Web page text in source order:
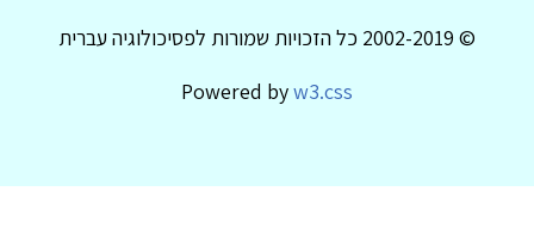
© 2002-2019 כל הזכויות שמורות לפסיכולוגיה עברית
Powered byw3.css